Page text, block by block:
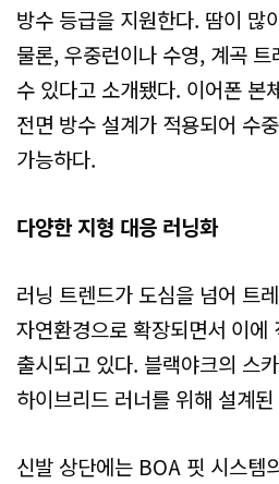
방수 등급을 지원한다. 땀이 많
물론, 우중런이나 수영, 계곡
수 있다고 소개됐다. 이어폰 본
전면 방수 설계가 적용되어 수
가능하다.
다양한 지형 대응 러닝화
러닝 트렌드가 도심을 넘어 트
자연환경으로 확장되면서 이에
출시되고 있다. 블랙야크의 스
하이브리드 러너를 위해 설계
신발 상단에는 BOA 핏 시스템